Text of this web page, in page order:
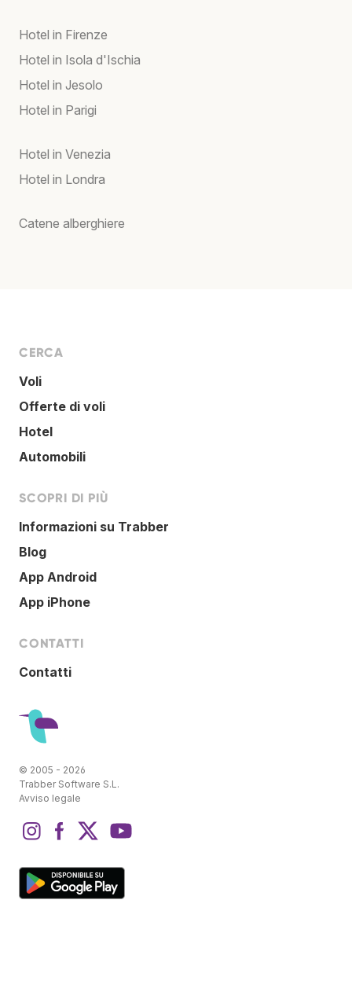
Hotel in Firenze
Hotel in Isola d'Ischia
Hotel in Jesolo
Hotel in Parigi
Hotel in Venezia
Hotel in Londra
Catene alberghiere
CERCA
Voli
Offerte di voli
Hotel
Automobili
SCOPRI DI PIÙ
Informazioni su Trabber
Blog
App Android
App iPhone
CONTATTI
Contatti
© 2005 - 2026
Trabber Software S.L.
Avviso legale